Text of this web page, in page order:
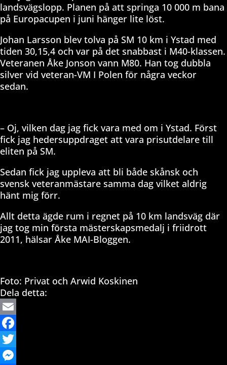
landsvägslopp. Planen på att springa 10 000 m bana
på Europacupen i juni hänger lite löst.
Johan Larsson blev tolva på SM 10 km i Ystad med
tiden 30,15,4 och var på det snabbast i M40-klassen.
Veteranen Åke Jonson vann M80. Han tog dubbla
silver vid veteran-VM I Polen för några veckor
sedan.
– Oj, vilken dag jag fick vara med om i Ystad. Först
fick jag hedersuppdraget att vara prisutdelare till
eliten på SM.
Sedan fick jag uppleva att bli både skånsk och
svensk veteranmästare samma dag vilket aldrig
hänt mig förr.
Allt detta ägde rum i regnet på 10 km landsväg där
jag tog min första mästerskapsmedalj i friidrott
2011, hälsar Åke MAI-Bloggen.
Foto: Privat och Arwid Koskinen
Dela detta:
Email
Facebook
Twitter